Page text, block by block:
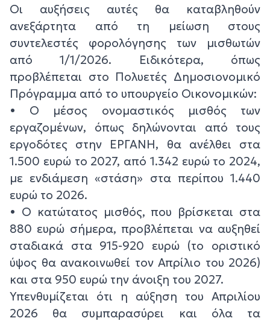
Οι αυξήσεις αυτές θα καταβληθούν
ανεξάρτητα από τη μείωση στους
συντελεστές φορολόγησης των μισθωτών
από 1/1/2026. Ειδικότερα, όπως
προβλέπεται στο Πολυετές Δημοσιονομικό
Πρόγραμμα από το υπουργείο Οικονομικών:
• Ο μέσος ονομαστικός μισθός των
εργαζομένων, όπως δηλώνονται από τους
εργοδότες στην ΕΡΓΑΝΗ, θα ανέλθει στα
1.500 ευρώ το 2027, από 1.342 ευρώ το 2024,
με ενδιάμεση «στάση» στα περίπου 1.440
ευρώ το 2026.
• Ο κατώτατος μισθός, που βρίσκεται στα
880 ευρώ σήμερα, προβλέπεται να αυξηθεί
σταδιακά στα 915-920 ευρώ (το οριστικό
ύψος θα ανακοινωθεί τον Απρίλιο του 2026)
και στα 950 ευρώ την άνοιξη του 2027.
Υπενθυμίζεται ότι η αύξηση του Απριλίου
2026 θα συμπαρασύρει και όλα τα